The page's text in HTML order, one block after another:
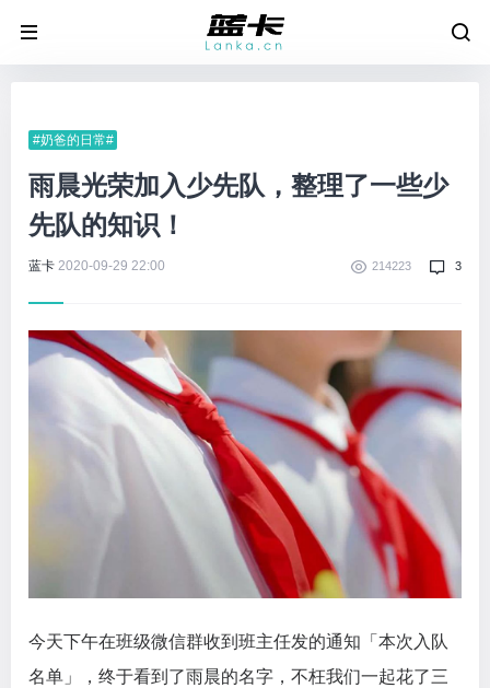
#奶爸的日常#
雨晨光荣加入少先队，整理了一些少
先队的知识！
蓝卡 2020-09-29 22:00 214223 3
今天下午在班级微信群收到班主任发的通知「本次入队
名单」，终于看到了雨晨的名字，不枉我们一起花了三